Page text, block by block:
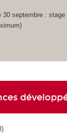
30 septembre :